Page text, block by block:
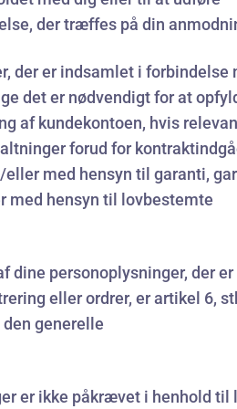
der træffes på din
der er indsamlet i forbindelse
det er nødvendigt for at
af kundekontoen, hvis
forud for
med hensyn til garanti,
med hensyn til lovbestemte
dine personoplysninger, der er
eller ordrer, er artikel 6,
den generelle
er ikke påkrævet i henhold til